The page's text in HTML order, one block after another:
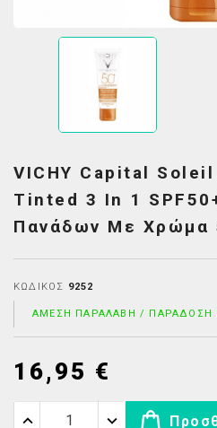
VICHY Capital
Tinted 3 In 1
Πανάδων Με Χρώμα
ΚΩΔΙΚΌΣ 9252
ΆΜΕΣΗ ΠΑΡΑΛΑΒΉ / ΠΑΡΆΔΟΣΗ
16,95 €